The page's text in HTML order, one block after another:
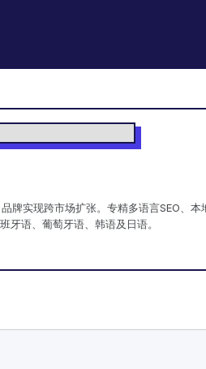
牌实现跨市场扩张。专精多语言SEO、本
牙语、葡萄牙语、韩语及日语。